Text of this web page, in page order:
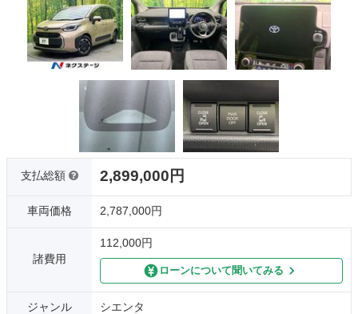
支払総額 2,899,000円
車両価格 2,787,000円
諸費用
112,000円
ローンについて聞いてみる
ジャンル シエンタ